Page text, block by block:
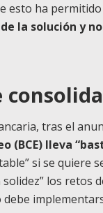
esto ha
la solución y
tras el
(BCE) lleva
si se quiere
los retos